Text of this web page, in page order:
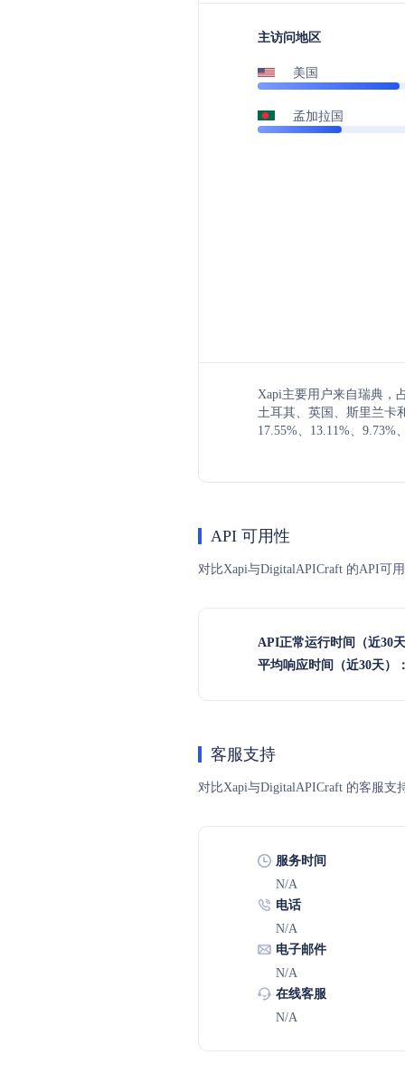
主访问地区
美国
孟加拉国
Xapi主要用户来自瑞典，
土耳其、英国、斯里兰卡
17.55%、13.11%、9.73%
API 可用性
对比Xapi与DigitalAPICraft 的API可
API正常运行时间（近30
平均响应时间（近30天）
客服支持
对比Xapi与DigitalAPICraft 的客服支
服务时间
N/A
电话
N/A
电子邮件
N/A
在线客服
N/A